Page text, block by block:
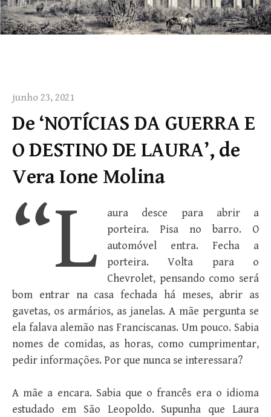
junho 23, 2021
De ‘NOTÍCIAS DA GUERRA E
O DESTINO DE LAURA’, de
Vera Ione Molina
“L
aura desce para abrir a
porteira. Pisa no barro. O
automóvel entra. Fecha a
porteira. Volta para o
Chevrolet, pensando como será
bom entrar na casa fechada há meses, abrir as
gavetas, os armários, as janelas. A mãe pergunta se
ela falava alemão nas Franciscanas. Um pouco. Sabia
nomes de comidas, as horas, como cumprimentar,
pedir informações. Por que nunca se interessara?
A mãe a encara. Sabia que o francês era o idioma
estudado em São Leopoldo. Supunha que Laura